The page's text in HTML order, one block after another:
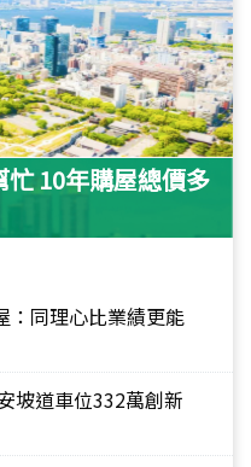
10年購屋總價多
同理心比業績更能
坡道車位332萬創新